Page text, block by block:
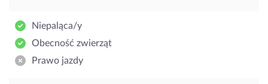
Niepaląca/y
Obecność zwierząt
Prawo jazdy